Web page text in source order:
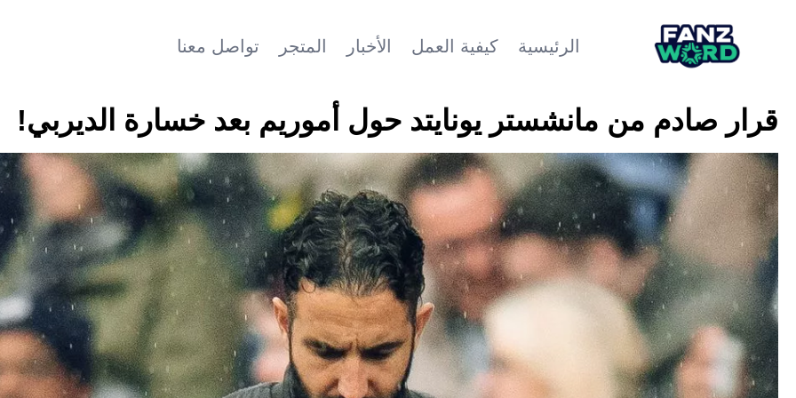
الرئيسية كيفية العمل الأخبار المتجر تواصل معنا
قرار صادم من مانشستر يونايتد حول أموريم بعد خسارة الديربي!